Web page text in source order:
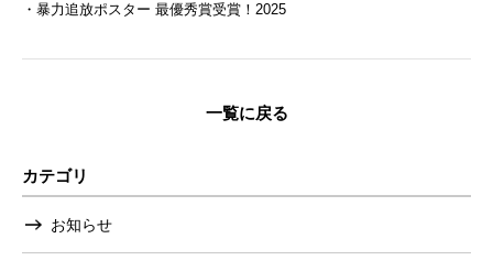
・暴力追放ポスター 最優秀賞受賞！2025
一覧に戻る
カテゴリ
お知らせ